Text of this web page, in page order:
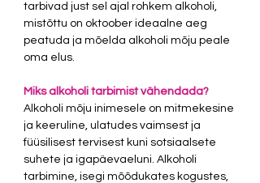
tarbivad just sel ajal rohkem alkoholi,
mistõttu on oktoober ideaalne aeg
peatuda ja mõelda alkoholi mõju peale
oma elus.
Miks alkoholi tarbimist vähendada?
Alkoholi mõju inimesele on mitmekesine
ja keeruline, ulatudes vaimsest ja
füüsilisest tervisest kuni sotsiaalsete
suhete ja igapäevaeluni. Alkoholi
tarbimine, isegi mõõdukates kogustes,